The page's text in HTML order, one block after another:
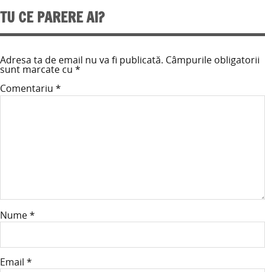
TU CE PARERE AI?
Adresa ta de email nu va fi publicată. Câmpurile obligatorii
sunt marcate cu *
Comentariu *
Nume*
Email *